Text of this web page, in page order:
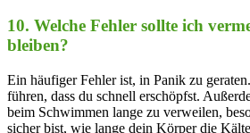
10. Welche Fehler sollte ich
bleiben?
Ein häufiger Fehler ist, in⁢ Panik zu
führen, dass ⁣du schnell erschöpfst.
beim Schwimmen lange ⁢zu verweilen,
sicher bist,​ wie lange dein Körper ⁣die